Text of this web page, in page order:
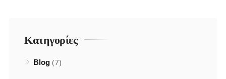
Κατηγορίες
Blog (7)